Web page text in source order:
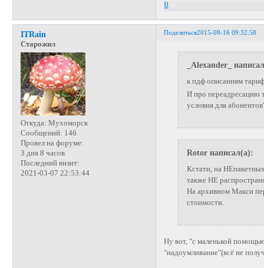
0
Поделиться2015-09-16 09:32:58
ITRain
Старожил
Откуда: Мухоморск
Сообщений: 146
Провел на форуме:
3 дня 8 часов
Последний визит:
2021-03-07 22:53:44
_Alexander_
к пдф описаниям
И про переадресацию
условия для
Rotor написал(а):
Кстати, на
также НЕ
На архивном Макси
стоимости.
Ну вот, "с маленькой
"надоумливание"(всё не